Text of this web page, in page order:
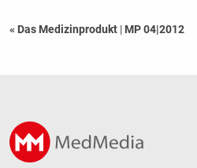
« Das Medizinprodukt | MP 04|2012